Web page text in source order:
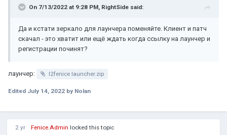
On 7/13/2022 at 9:28 PM, RightSide said:
Да и кстати зеркало для лаунчера поменяйте. Клиент и патч
скачал - это хватит или ещё ждать когда ссылку на лаунчер и
регистрации починят?
лаунчер: l2fenice launcher.zip
Edited July 14, 2022 by Nolan
2 yr Fenice.Admin locked this topic